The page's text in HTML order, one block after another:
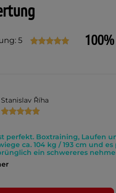
5 100%
Stanislav Říha
perfekt. Boxtraining, Laufen
ca. 104 kg / 193 cm und
ein schwereres